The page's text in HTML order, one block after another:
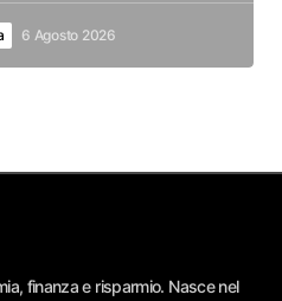
6 Agosto 2026
finanza e risparmio. Nasce nel